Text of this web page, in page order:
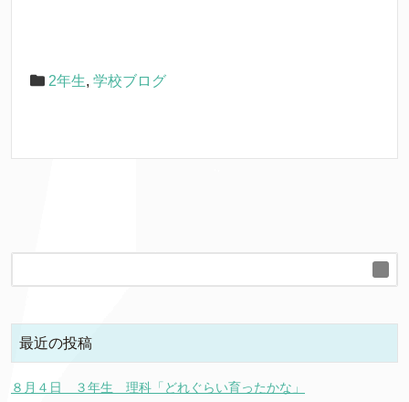
2年生, 学校ブログ
最近の投稿
８月４日 ３年生 理科「どれぐらい育ったかな」